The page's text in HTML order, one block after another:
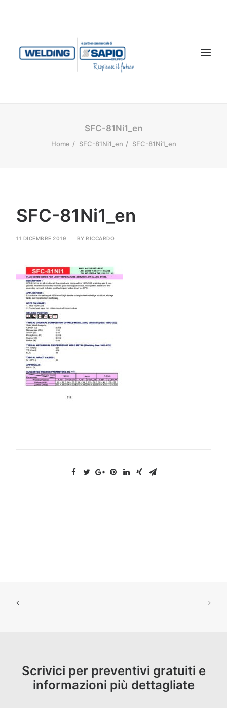
DOWNLOAD
RICERCA
SFC-81Ni1_en
Home SFC-81Ni1_en SFC-81Ni1_en
SFC-81Ni1_en
11 DICEMBRE 2019 BY RICCARDO
Scrivici per preventivi gratuiti e
informazioni più dettagliate